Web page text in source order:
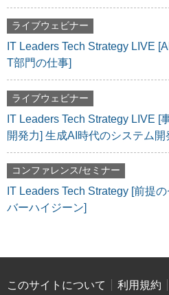
ライブウェビナー
IT Leaders Tech Strategy LIVE
T部門の仕事]
ライブウェビナー
IT Leaders Tech Strategy LIVE [
開発力] 生成AI時代のシステム開
コンファレンス/セミナー
IT Leaders Tech Strategy [前提
バーハイジーン]
このサイトについて 利用規約